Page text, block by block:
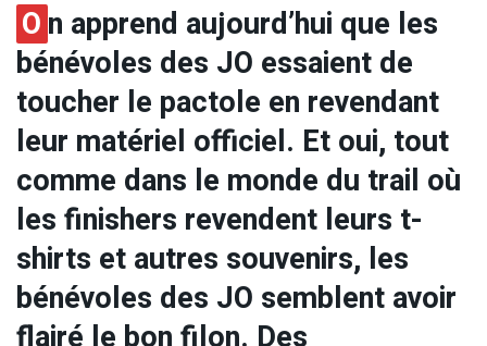
O n apprend aujourd’hui que les
bénévoles des JO essaient de
toucher le pactole en revendant
leur matériel officiel. Et oui, tout
comme dans le monde du trail où
les finishers revendent leurs t-
shirts et autres souvenirs, les
bénévoles des JO semblent avoir
flairé le bon filon. Des